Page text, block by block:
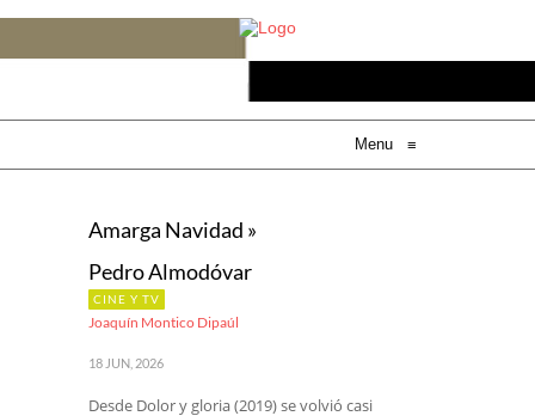
Menu ≡
Amarga Navidad »
Pedro Almodóvar
CINE Y TV
Joaquín Montico Dipaúl
18 JUN, 2026
Desde Dolor y gloria (2019) se volvió casi